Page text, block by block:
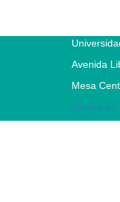
Avenida
Mesa
Oficina de